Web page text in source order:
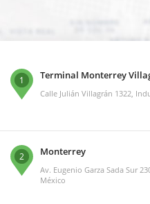
1 Terminal Monterrey
Calle Julián Villagrán 1322,
2 Monterrey
Av. Eugenio Garza Sada Sur
México